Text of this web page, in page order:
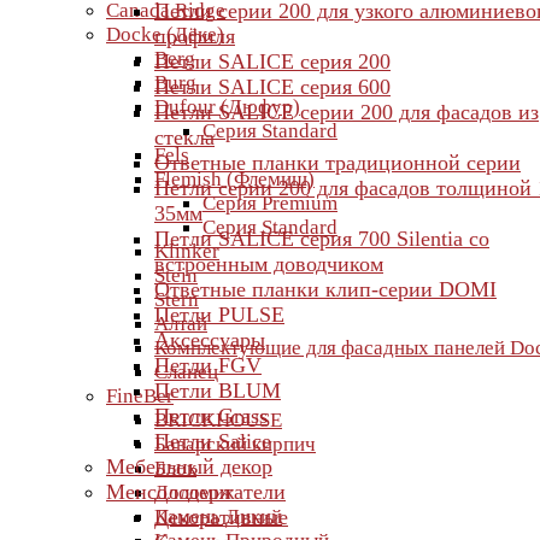
Canada Ridge
Docke (Дёке)
Berg
Burg
Dufour (Дюфур)
Серия Standard
Fels
Flemish (Флемиш)
Серия Premium
Серия Standard
Klinker
Stein
Stern
Алтай
Комплектующие для фасадных панелей
Сланец
FineBer
BRICKHOUSE
Баварский кирпич
Блок
Доломит
Камень Дикий
Петли серии 200 для узкого
профиля
Петли SALICE серия 200
Петли SALICE серия 600
Петли SALICE серии 200 для фасадов из
стекла
Ответные планки традиционной серии
Петли серии 200 для фасадов толщиной
35мм
Петли SALICE серия 700 Silentia со
встроенным доводчиком
Ответные планки клип-серии DOMI
Петли PULSE
Аксессуары
Петли FGV
Петли BLUM
Петли Grass
Петли Salice
Мебельный декор
Менсолодержатели
Декоративные